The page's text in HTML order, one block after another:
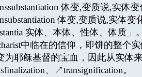
体变,变质说,实体
体变,变质说,实体
实体、本体、性体、体质
中临在的信仰，即饼的整个
为耶稣基督的宝血，因此从实体
、↗transignification。